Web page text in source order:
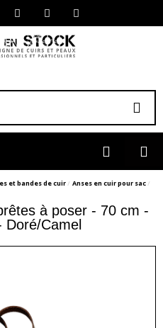
et bandes de cuir Anses en cuir pour sac
à poser - 70 cm -
Doré/Camel